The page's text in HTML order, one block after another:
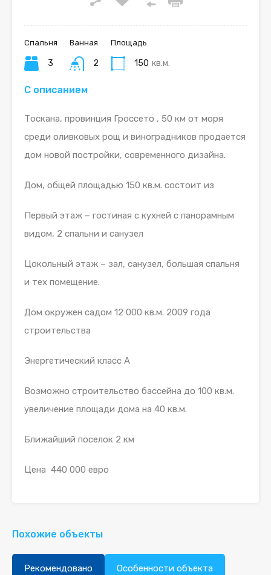
Спальня
3
Ванная
2
Площадь
150 кв.м.
С описанием
Тоскана, провинция Гроссето , 50 км от моря
среди оливковых рощ и виноградников продается
дом новой постройки, современного дизайна.
Дом, общей площадью 150 кв.м. состоит из
Первый этаж – гостиная с кухней с панорамным
видом, 2 спальни и санузел
Цокольный этаж – зал, санузел, большая спальня
и тех помещение.
Дом окружен садом 12 000 кв.м. 2009 года
строительства
Энергетический класс А
Возможно строительство бассейна до 100 кв.м.
увеличение площади дома на 40 кв.м.
Ближайший поселок 2 км
Цена 440 000 евро
Похожие объекты
Рекомендовано Особенности объекта